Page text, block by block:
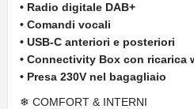
• Radio digitale DAB+
• Comandi vocali
• USB-C anteriori e posteriori
• Connectivity Box con ricarica
• Presa 230V nel bagagliaio
❄ COMFORT & INTERNI